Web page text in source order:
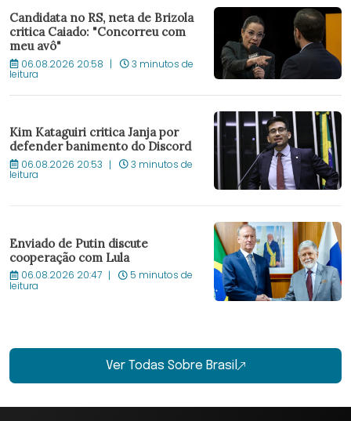
Candidata no RS, neta de Brizola
critica Caiado: "Concorreu com
meu avô"
06.08.2026 20:58 3 minutos de
leitura
Kim Kataguiri critica Janja por
defender banimento do Discord
06.08.2026 20:53 3 minutos de
leitura
Enviado de Putin discute
cooperação com Lula
06.08.2026 20:47 5 minutos de
leitura
Ver Todas Sobre Brasil